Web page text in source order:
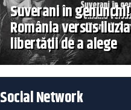
Suverani în genunchi!
România versus iluzia
libertății de a alege
Social Network